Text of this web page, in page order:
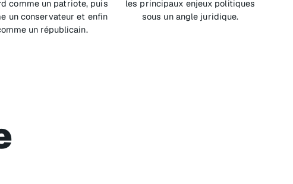
comme un patriote, puis
un conservateur et enfin
un républicain.
les principaux enjeux politiques
sous un angle juridique.